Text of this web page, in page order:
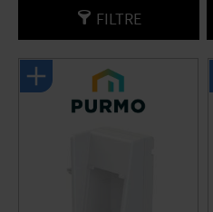
FILTRE